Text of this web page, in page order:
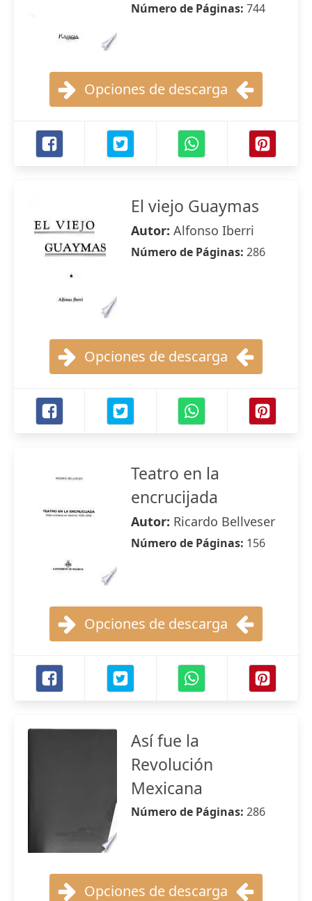
Número de Páginas: 744
Opciones de descarga
El viejo Guaymas
Autor: Alfonso Iberri
Número de Páginas: 286
Opciones de descarga
Teatro en la
encrucijada
Autor: Ricardo Bellveser
Número de Páginas: 156
Opciones de descarga
Así fue la
Revolución
Mexicana
Número de Páginas: 286
Opciones de descarga